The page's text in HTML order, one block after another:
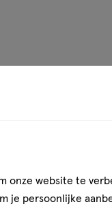
bereikt.Je kan
onze website te
je persoonlijke